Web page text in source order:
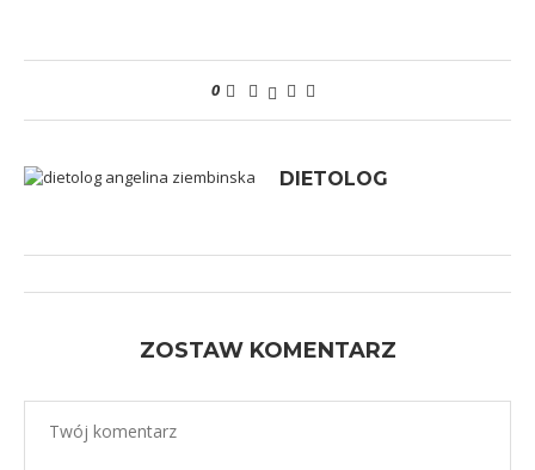
0
DIETOLOG
ZOSTAW KOMENTARZ